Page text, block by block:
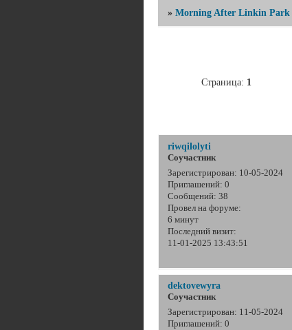
»Morning After Linkin Park
Страница: 1
riwqilolyti
Соучастник
Зарегистрирован: 10-05-2024
Приглашений: 0
Сообщений: 38
Провел на форуме:
6 минут
Последний визит:
11-01-2025 13:43:51
dektovewyra
Соучастник
Зарегистрирован: 11-05-2024
Приглашений: 0